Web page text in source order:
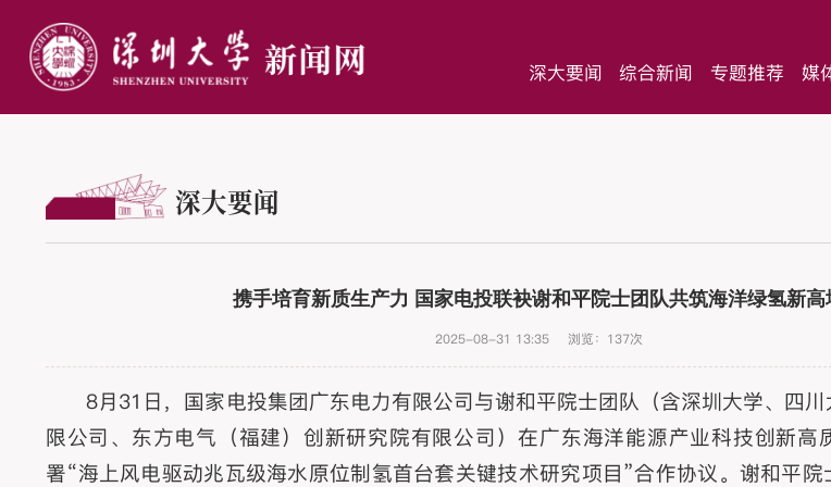
深大要闻 综合新闻 专题推荐 媒
深大要闻
携手培育新质生产力 国家电投联袂谢和平院士团队共筑海洋绿氢新高
2025-08-31 13:35 浏览： 137次
8月31日，国家电投集团广东电力有限公司与谢和平院士团队（含深圳大学、四
限公司、东方电气（福建）创新研究院有限公司）在广东海洋能源产业科技创新高
署“海上风电驱动兆瓦级海水原位制氢首台套关键技术研究项目”合作协议。谢和平